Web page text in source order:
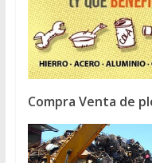
Compra Venta de